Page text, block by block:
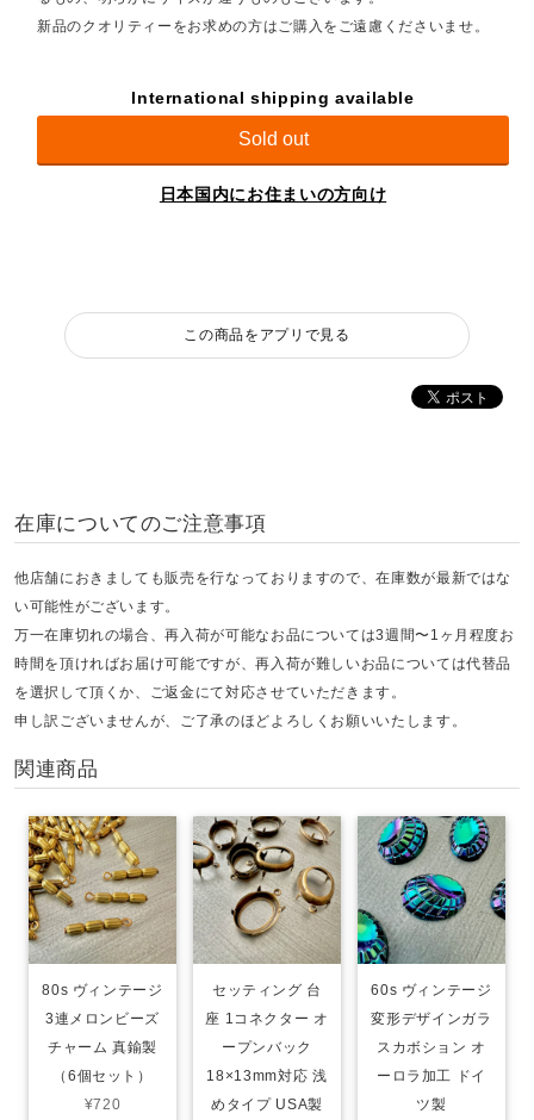
新品のクオリティーをお求めの方はご購入をご遠慮くださいませ。
International shipping available
Sold out
日本国内にお住まいの方向け
この商品をアプリで見る
在庫についてのご注意事項
他店舗におきましても販売を行なっておりますので、在庫数が最新ではな
い可能性がございます。
万一在庫切れの場合、再入荷が可能なお品については3週間〜1ヶ月程度お
時間を頂ければお届け可能ですが、再入荷が難しいお品については代替品
を選択して頂くか、ご返金にて対応させていただきます。
申し訳ございませんが、ご了承のほどよろしくお願いいたします。
関連商品
80s ヴィンテージ
3連メロンビーズ
チャーム 真鍮製
（6個セット）
¥720
セッティング 台
座 1コネクター オ
ープンバック
18×13mm対応 浅
めタイプ USA製
60s ヴィンテージ
変形デザインガラ
スカボション オ
ーロラ加工 ドイ
ツ製